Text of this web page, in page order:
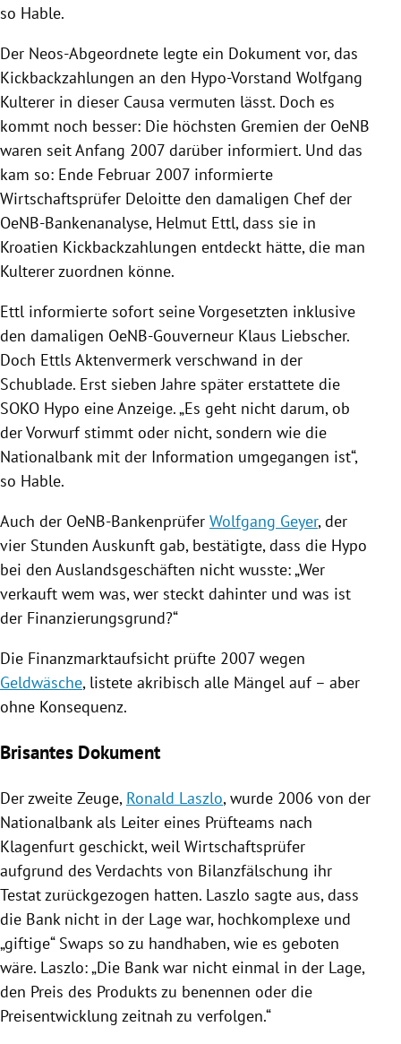
so Hable.
Der Neos-Abgeordnete legte ein Dokument vor, das
Kickbackzahlungen an den Hypo-Vorstand Wolfgang
Kulterer in dieser Causa vermuten lässt. Doch es
kommt noch besser: Die höchsten Gremien der OeNB
waren seit Anfang 2007 darüber informiert. Und das
kam so: Ende Februar 2007 informierte
Wirtschaftsprüfer Deloitte den damaligen Chef der
OeNB-Bankenanalyse, Helmut Ettl, dass sie in
Kroatien Kickbackzahlungen entdeckt hätte, die man
Kultererzuordnen könne.
Ettl informierte sofort seine Vorgesetzten inklusive
den damaligen OeNB-Gouverneur Klaus Liebscher.
Doch Ettls Aktenvermerk verschwand in der
Schublade. Erst sieben Jahre später erstattete die
SOKO Hypo eine Anzeige. „Es geht nicht darum, ob
der Vorwurf stimmt oder nicht, sondern wie die
Nationalbank mit der Information umgegangen ist“,
so Hable.
Auch der OeNB-Bankenprüfer Wolfgang Geyer, der
vier Stunden Auskunft gab, bestätigte, dass die Hypo
bei den Auslandsgeschäften nicht wusste: „Wer
verkauft wem was, wer steckt dahinter und was ist
der Finanzierungsgrund?“
Die Finanzmarktaufsicht prüfte 2007 wegen
Geldwäsche, listete akribisch alle Mängel auf – aber
ohne Konsequenz.
Brisantes Dokument
Der zweite Zeuge, Ronald Laszlo, wurde 2006 von der
Nationalbank als Leiter eines Prüfteams nach
Klagenfurt geschickt, weil Wirtschaftsprüfer
aufgrund des Verdachts von Bilanzfälschung ihr
Testat zurückgezogen hatten. Laszlo sagte aus, dass
die Bank nicht in der Lage war, hochkomplexe und
„giftige“ Swaps so zu handhaben, wie es geboten
wäre. Laszlo: „Die Bank war nicht einmal in der Lage,
den Preis des Produkts zu benennen oder die
Preisentwicklung zeitnah zu verfolgen.“